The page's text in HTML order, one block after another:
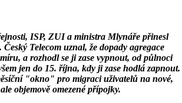
ISP, ZUI a ministra Mlynáře přinesl
Telecom uznal, že dopady agregace
a rozhodl se ji zase vypnout, od půlnoci
jen do 15. října, kdy ji zase hodlá zapnout.
"okno" pro migraci uživatelů na nové,
objemově omezené přípojky.